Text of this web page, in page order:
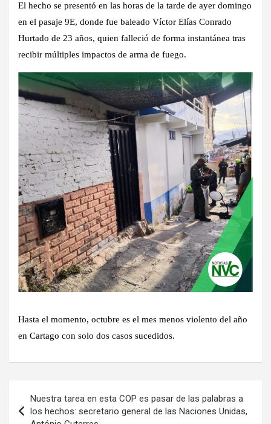
El hecho se presentó en las horas de la tarde de ayer domingo
en el pasaje 9E, donde fue baleado Víctor Elías Conrado
Hurtado de 23 años, quien falleció de forma instantánea tras
recibir múltiples impactos de arma de fuego.
Hasta el momento, octubre es el mes menos violento del año
en Cartago con solo dos casos sucedidos.
de
Nuestra tarea en esta COP es pasar de las palabras a
los hechos: secretario general de las Naciones Unidas,